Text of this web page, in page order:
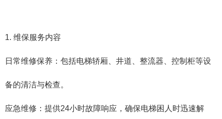
1. ‌维保服务内容‌
日常维修保养‌：包括电梯轿厢、井道、整流器、控制柜等设
备的清洁与检查。
应急维修‌：提供24小时故障响应，确保电梯困人时迅速解